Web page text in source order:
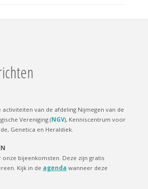
van de afdeling Nijmegen van de
Vereniging (NGV), Kenniscentrum voor
Genetica en Heraldiek.
onze bijeenkomsten. Deze zijn gratis
Kijk in de agenda wanneer deze